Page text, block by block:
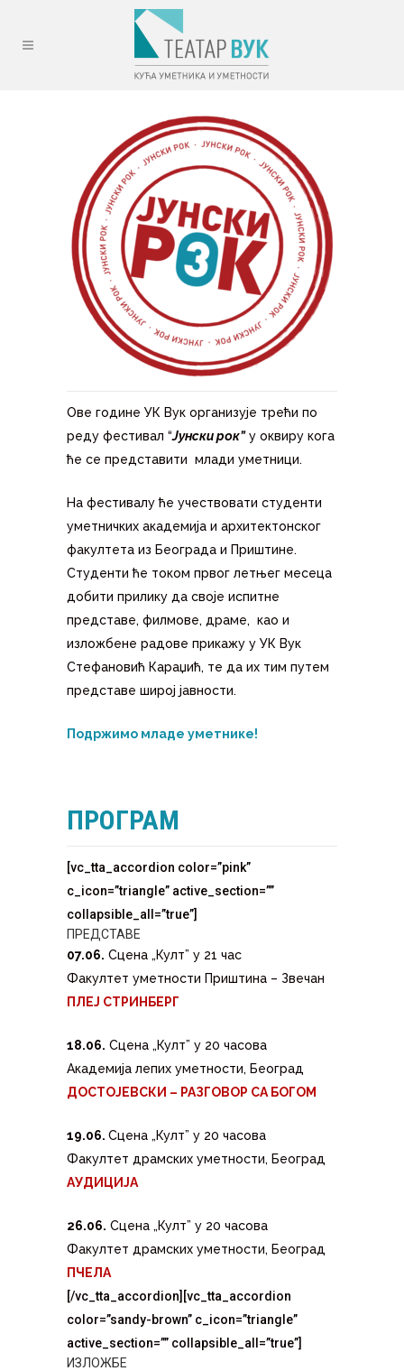
Ове године УК Вук организује трећи по
реду фестивал “Јунски рок”у оквиру кога
ће се представити млади уметници.
На фестивалу ће учествовати студенти
уметничких академија и архитектонског
факултета из Београда и Приштине.
Студенти ће током првог летњег месеца
добити прилику да своје испитне
представе, филмове, драме, као и
изложбене радове прикажу у УК Вук
Стефановић Караџић, те да их тим путем
представе широј јавности.
Подржимо младе уметнике!
ПРОГРАМ
[vc_tta_accordion color=”pink”
c_icon=”triangle” active_section=””
collapsible_all=”true”]
ПРЕДСТАВЕ
07.06. Сцена „Култ” у 21 час
Факултет уметности Приштина – Звечан
ПЛЕЈ СТРИНБЕРГ
18.06. Сцена „Култ” у 20 часова
Академија лепих уметности, Београд
ДОСТОЈЕВСКИ – РАЗГОВОР СА БОГОМ
19.06. Сцена „Култ” у 20 часова
Факултет драмских уметности, Београд
АУДИЦИЈА
26.06. Сцена „Култ” у 20 часова
Факултет драмских уметности, Београд
ПЧЕЛА
[/vc_tta_accordion][vc_tta_accordion
color=”sandy-brown” c_icon=”triangle”
active_section=”” collapsible_all=”true”]
ИЗЛОЖБЕ